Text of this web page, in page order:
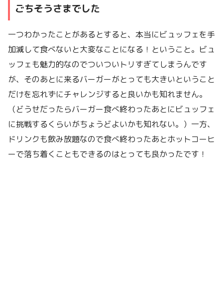
ごちそうさまでした
一つわかったことがあるとすると、本当にビュッフェを手
加減して食べないと大変なことになる！ということ。ビュ
ッフェも魅力的なのでついついトリすぎてしまうんです
が、そのあとに来るバーガーがとっても大きいということ
だけを忘れずにチャレンジすると良いかも知れません。
（どうせだったらバーガー食べ終わったあとにビュッフェ
に挑戦するくらいがちょうどよいかも知れない。）一方、
ドリンクも飲み放題なので食べ終わったあとホットコーヒ
ーで落ち着くこともできるのはとっても良かったです！